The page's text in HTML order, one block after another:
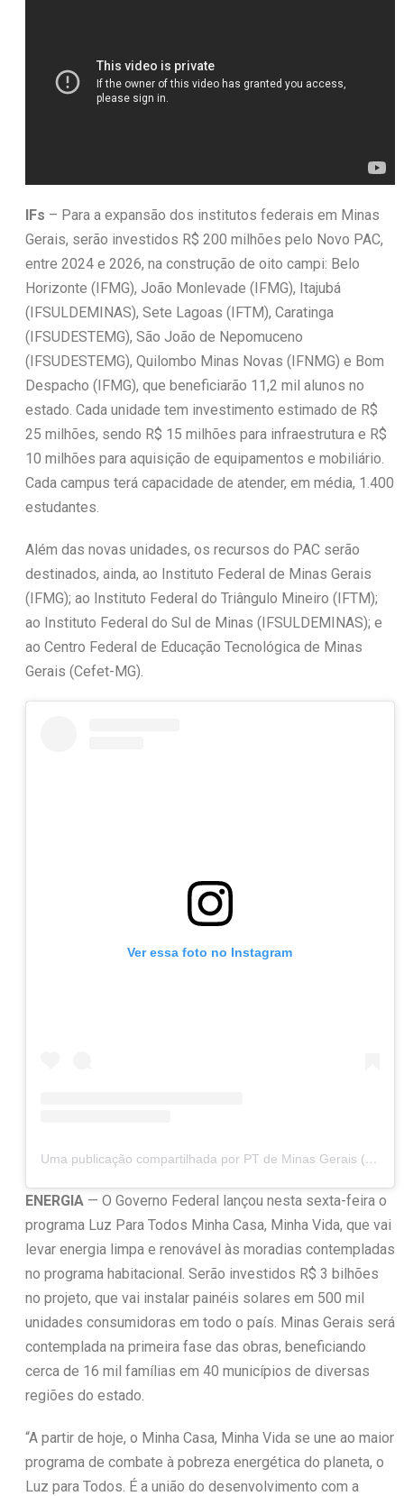
IFs – Para a expansão dos institutos federais em Minas
Gerais, serão investidos R$ 200 milhões pelo Novo PAC,
entre 2024 e 2026, na construção de oito campi: Belo
Horizonte (IFMG), João Monlevade (IFMG), Itajubá
(IFSULDEMINAS), Sete Lagoas (IFTM), Caratinga
(IFSUDESTEMG), São João de Nepomuceno
(IFSUDESTEMG), Quilombo Minas Novas (IFNMG) e Bom
Despacho (IFMG), que beneficiarão 11,2 mil alunos no
estado. Cada unidade tem investimento estimado de R$
25 milhões, sendo R$ 15 milhões para infraestrutura e R$
10 milhões para aquisição de equipamentos e mobiliário.
Cada campus terá capacidade de atender, em média, 1.400
estudantes.
Além das novas unidades, os recursos do PAC serão
destinados, ainda, ao Instituto Federal de Minas Gerais
(IFMG); ao Instituto Federal do Triângulo Mineiro (IFTM);
ao Instituto Federal do Sul de Minas (IFSULDEMINAS); e
ao Centro Federal de Educação Tecnológica de Minas
Gerais (Cefet-MG).
Ver essa foto no Instagram
Uma publicação compartilhada por PT de Minas Gerais (@ptdeminas)
ENERGIA— O Governo Federal lançou nesta sexta-feira o
programa Luz Para Todos Minha Casa, Minha Vida, que vai
levar energia limpa e renovável às moradias contempladas
no programa habitacional. Serão investidos R$ 3 bilhões
no projeto, que vai instalar painéis solares em 500 mil
unidades consumidoras em todo o país. Minas Gerais será
contemplada na primeira fase das obras, beneficiando
cerca de 16 mil famílias em 40 municípios de diversas
regiões do estado.
“A partir de hoje, o Minha Casa, Minha Vida se une ao maior
programa de combate à pobreza energética do planeta, o
Luz para Todos. É a união do desenvolvimento com a